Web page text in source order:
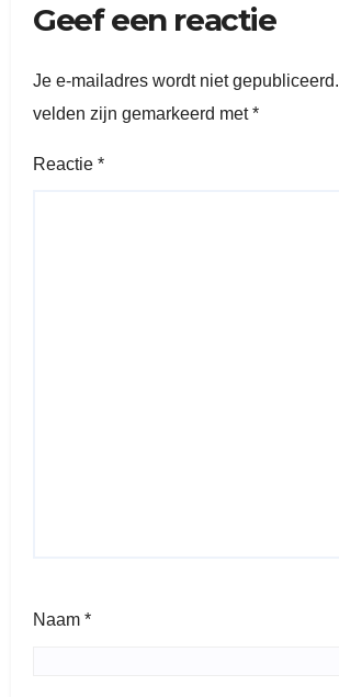
Geef een reactie
Je e-mailadres wordt niet gepubliceerd.
velden zijn gemarkeerd met*
Reactie *
Naam *